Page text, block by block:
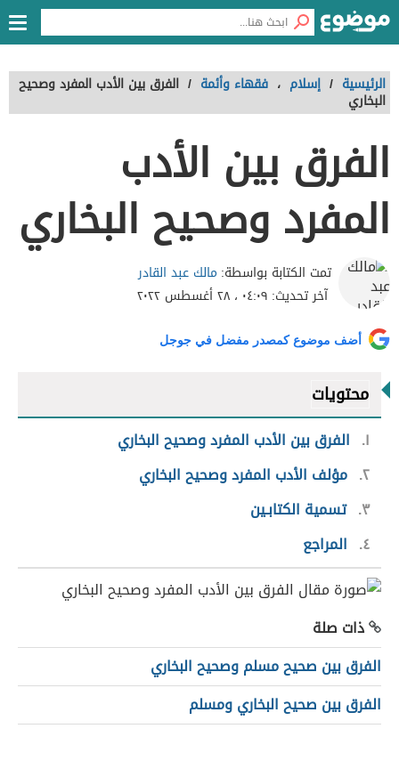
الرئيسية / إسلام ، فقهاء وأئمة / الفرق بين الأدب المفرد وصحيح
البخاري
الفرق بين الأدب
المفرد وصحيح البخاري
تمت الكتابة بواسطة: مالك عبد القادر
آخر تحديث: ٠٤:٠٩ ، ٢٨ أغسطس ٢٠٢٢
أضف موضوع كمصدر مفضل في جوجل
محتويات
١
الفرق بين الأدب المفرد وصحيح البخاري
٢ مؤلف الأدب المفرد وصحيح البخاري
٣ تسمية الكتابـين
٤
المراجع
ذات صلة
الفرق بين صحيح مسلم وصحيح البخاري
الفرق بين صحيح البخاري ومسلم